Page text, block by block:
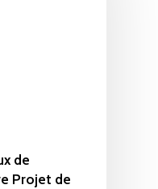
de
Projet de